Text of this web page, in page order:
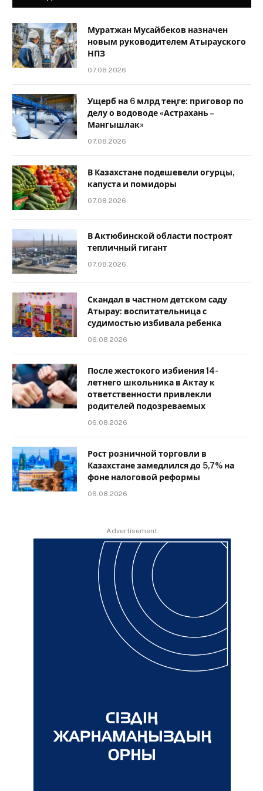
Муратжан Мусайбеков назначен
новым руководителем Атырауского
НПЗ
07.08.2026
Ущерб на 6 млрд теңге: приговор по
делу о водоводе «Астрахань –
Мангышлак»
07.08.2026
В Казахстане подешевели огурцы,
капуста и помидоры
07.08.2026
В Актюбинской области построят
тепличный гигант
07.08.2026
Скандал в частном детском саду
Атырау: воспитательница с
судимостью избивала ребенка
06.08.2026
После жестокого избиения 14-
летнего школьника в Актау к
ответственности привлекли
родителей подозреваемых
06.08.2026
Рост розничной торговли в
Казахстане замедлился до 5,7% на
фоне налоговой реформы
06.08.2026
Advertisement